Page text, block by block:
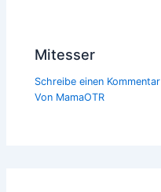
Mitesser
Schreibe einen Kommentar
Von MamaOTR